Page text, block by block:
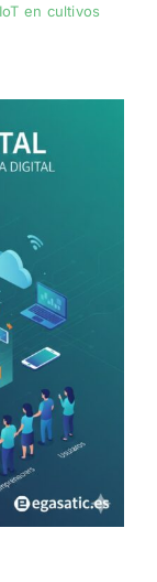
IoT en cultivos